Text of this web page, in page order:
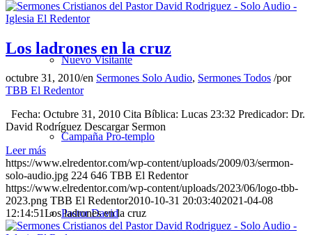
Nuevo Visitante
Campaña Pro-templo
Pastor David
Los ladrones en la cruz
octubre 31, 2010/en Sermones Solo Audio, Sermones Todos /por
TBB El Redentor
Fecha: Octubre 31, 2010 Cita Bíblica: Lucas 23:32 Predicador: Dr.
David Rodríguez Descargar Sermon
Leer más
https://www.elredentor.com/wp-content/uploads/2009/03/sermon-
solo-audio.jpg 224 646 TBB El Redentor
https://www.elredentor.com/wp-content/uploads/2023/06/logo-tbb-
2023.png TBB El Redentor2010-10-31 20:03:402021-04-08
12:14:51Los ladrones en la cruz